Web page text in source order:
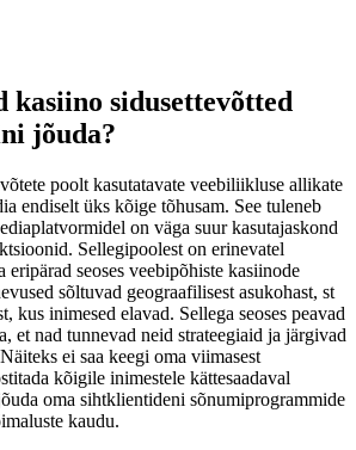
kasiino sidusettevõtted
jõuda?
poolt kasutatavate veebiliikluse allikate
endiselt üks kõige tõhusam. See tuleneb
on väga suur kasutajaskond
Sellegipoolest on erinevatel
eripärad seoses veebipõhiste kasiinode
sõltuvad geograafilisest asukohast, st
kus inimesed elavad. Sellega seoses peavad
et nad tunnevad neid strateegiaid ja järgivad
ei saa keegi oma viimasest
kõigile inimestele kättesaadaval
oma sihtklientideni sõnumiprogrammide
kaudu.